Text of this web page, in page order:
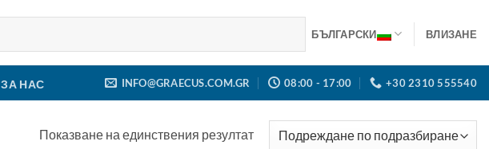
БЪЛГАРСКИ ВЛИЗАНЕ
ЗА НАС INFO@GRAECUS.COM.GR 08:00 - 17:00 +30 2310 555540
Показване на единствения резултат